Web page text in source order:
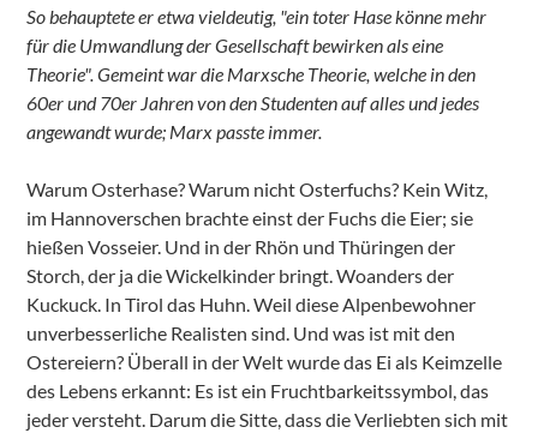
So behauptete er etwa vieldeutig, "ein toter Hase könne mehr
für die Umwandlung der Gesellschaft bewirken als eine
Theorie". Gemeint war die Marxsche Theorie, welche in den
60er und 70er Jahren von den Studenten auf alles und jedes
angewandt wurde; Marx passte immer.
Warum Osterhase? Warum nicht Osterfuchs? Kein Witz,
im Hannoverschen brachte einst der Fuchs die Eier; sie
hießen Vosseier. Und in der Rhön und Thüringen der
Storch, der ja die Wickelkinder bringt. Woanders der
Kuckuck. In Tirol das Huhn. Weil diese Alpenbewohner
unverbesserliche Realisten sind. Und was ist mit den
Ostereiern? Überall in der Welt wurde das Ei als Keimzelle
des Lebens erkannt: Es ist ein Fruchtbarkeitssymbol, das
jeder versteht. Darum die Sitte, dass die Verliebten sich mit